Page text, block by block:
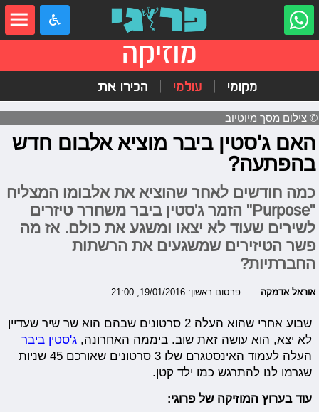
מוזיקה
מקומי עולמי הכירו את
© צילום מסך מיוטיוב
האם ג'סטין ביבר מוציא אלבום חדש
בהפתעה?
כמה חודשים לאחר שהוציא את אלבומו המצליח
"Purpose" הזמר ג'סטין ביבר משחרר טיזרים
לשירים שעוד לא יצאו ומשגע את כולם. אז מה
פשר הטיזירים שמשגעים את הרשתות
החברתיות?
אוראל אדמקה פרסום ראשון: 19/01/2016, 21:00
שבוע אחרי שהוא העלה 2 סרטונים שבהם הוא שר שיר שעדיין
לא יצא, הוא עושה זאת שוב. ביממה האחרונה,ג'סטין ביבר
העלה לעמוד האינסטגרם שלו 3 סרטונים שאורכם 45 שניות
שגרמו לנו להתרגש כמו ילד קטן.
עוד בערוץ המוזיקה של פרוגי: